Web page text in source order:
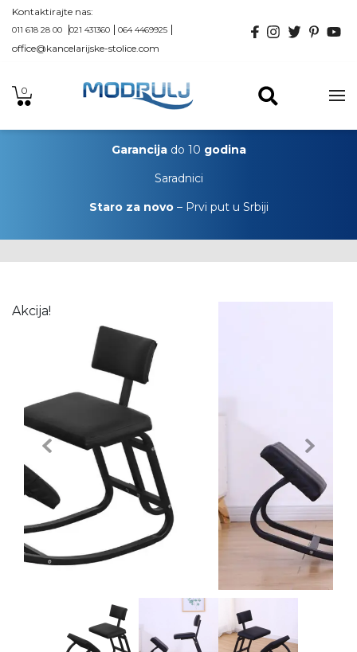
Kontaktirajte nas:
011 618 28 00 021 431360 064 4469925
office@kancelarijske-stolice.com
0
Garancijado 10 godina
Saradnici
Staro za novo– Prvi put u Srbiji
Akcija!
Previous Next